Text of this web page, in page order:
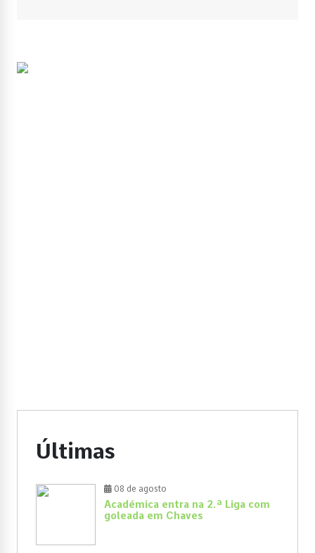
Últimas
08 de agosto
Académica entra na 2.ª Liga com
goleada em Chaves